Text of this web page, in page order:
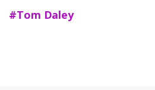
#Tom Daley